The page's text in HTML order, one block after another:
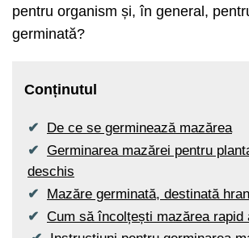
pentru organism și, în general,
germinată?
Conținutul
De ce se germinează mazărea
Germinarea mazărei pentru
deschis
Mazăre germinată, destinată
Cum să încolțești mazărea rapid